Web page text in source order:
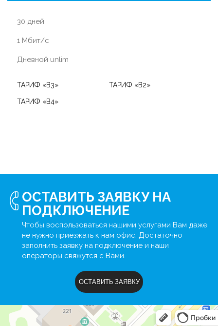
30 дней
1 Мбит/с
Дневной unlim
ТАРИФ «B3» ТАРИФ «B2»
ТАРИФ «B4»
ОСТАВИТЬ ЗАЯВКУ НА
ПОДКЛЮЧЕНИЕ
Чтобы воспользоваться нашими услугами Вам даже
не нужно приезжать к нам офис. Достаточно
заполнить заявку на подключение и наши
операторы свяжутся с Вами.
ОСТАВИТЬ ЗАЯВКУ